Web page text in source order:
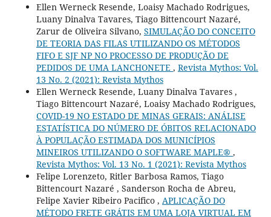
Ellen Werneck Resende, Loaisy Machado Rodrigues,
Luany Dinalva Tavares, Tiago Bittencourt Nazaré,
Zarur de Oliveira Silvano, SIMULAÇÃO DO CONCEITO
DE TEORIA DAS FILAS UTILIZANDO OS MÉTODOS
FIFO E SJF NP NO PROCESSO DE PRODUÇÃO DE
PEDIDOS DE UMA LANCHONETE , Revista Mythos: Vol.
13 No. 2 (2021): Revista Mythos
Ellen Werneck Resende, Luany Dinalva Tavares ,
Tiago Bittencourt Nazaré, Loaisy Machado Rodrigues,
COVID-19 NO ESTADO DE MINAS GERAIS: ANÁLISE
ESTATÍSTICA DO NÚMERO DE ÓBITOS RELACIONADO
À POPULAÇÃO ESTIMADA DOS MUNICÍPIOS
MINEIROS UTILIZANDO O SOFTWARE MAPLE® ,
Revista Mythos: Vol. 13 No. 1 (2021): Revista Mythos
Felipe Lorenzeto, Ritler Barbosa Ramos, Tiago
Bittencourt Nazaré , Sanderson Rocha de Abreu,
Felipe Xavier Ribeiro Pacifico , APLICAÇÃO DO
MÉTODO FRETE GRÁTIS EM UMA LOJA VIRTUAL EM